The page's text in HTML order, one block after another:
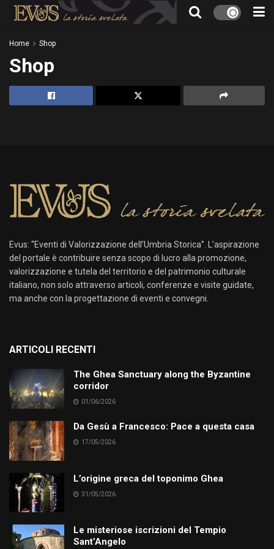
Home Shop
Shop
Evus: “Eventi di Valorizzazione dell’Umbria Storica”. L’aspirazione
del portale è contribuire senza scopo di lucro alla promozione,
valorizzazione e tutela del territorio e del patrimonio culturale
italiano, non solo attraverso articoli, conferenze e visite guidate,
ma anche con la progettazione di eventi e convegni.
ARTICOLI RECENTI
The Ghea Sanctuary along the Byzantine
corridor
01/06/2026
Da Gesù a Francesco: Pace a questa casa
17/05/2026
L’origine greca del toponimo Ghea
31/05/2026
Le misteriose iscrizioni del Tempio
Sant’Angelo